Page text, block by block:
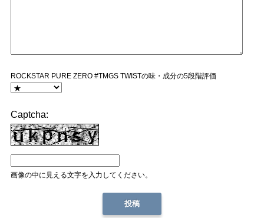
ROCKSTAR PURE ZERO #TMGS TWISTの味・成分の5段階評価
Captcha:
画像の中に見える文字を入力してください。